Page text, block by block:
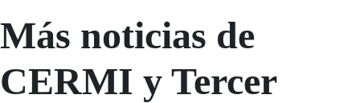
Más noticias de
CERMI y Tercer